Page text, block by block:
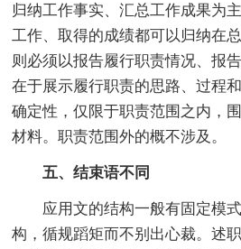
归纳工作事实、汇总工作成果为
工作、取得的成绩都可以归纳在
则必须以报告履行职责情况、报
在于展示履行职责的思路、过程
确定性，仅限于职责范围之内，
材料。职责范围外的概不涉及。
五、结束语不同
应用文的结构一般有固定模式
构，循规蹈矩而不别出心裁。述